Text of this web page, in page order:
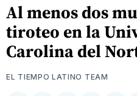
Al menos dos
tiroteo en la
Carolina del
EL TIEMPO LATINO TEAM